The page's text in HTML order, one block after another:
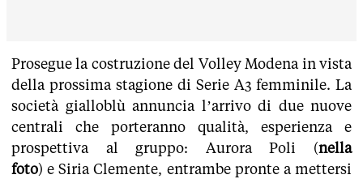
Prosegue la costruzione del Volley Modena in vista
della prossima stagione di Serie A3 femminile. La
società gialloblù annuncia l’arrivo di due nuove
centrali che porteranno qualità, esperienza e
prospettiva al gruppo: Aurora Poli (nella
foto) e Siria Clemente, entrambe pronte a mettersi